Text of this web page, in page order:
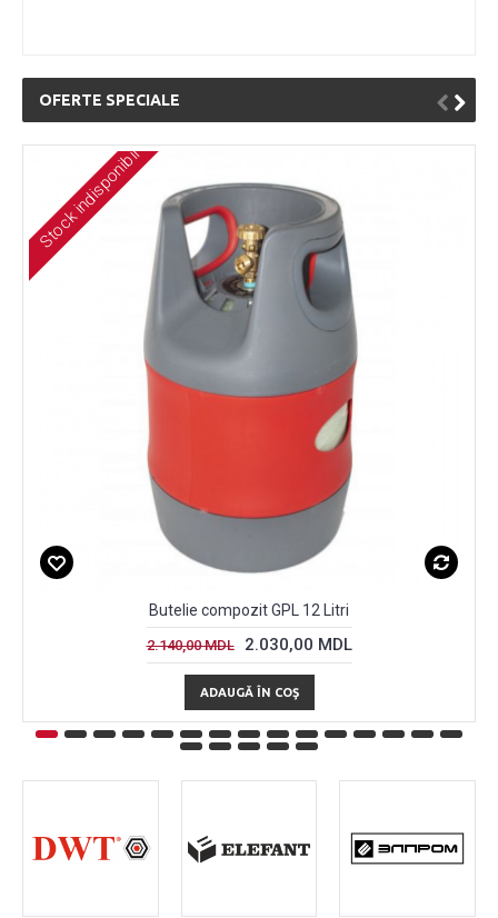
OFERTE SPECIALE
Stock indisponibil
Butelie compozit GPL 12 Litri
2.140,00 MDL 2.030,00 MDL
ADAUGĂ ÎN COŞ